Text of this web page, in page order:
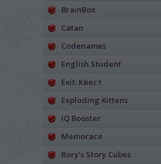
BrainBox
Catan
Codenames
English Student
Exit: Квест
Exploding Kittens
IQ Booster
Memorace
Rory's Story Cubes